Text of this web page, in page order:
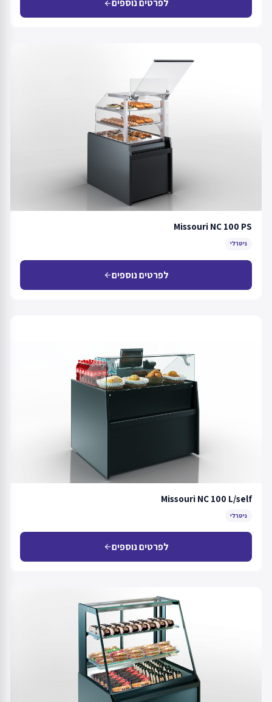
לפרטים נוספיםarrow_back
Missouri NC 100 PS
ניטרלי
לפרטים נוספיםarrow_back
Missouri NC 100 L/self
ניטרלי
לפרטים נוספיםarrow_back